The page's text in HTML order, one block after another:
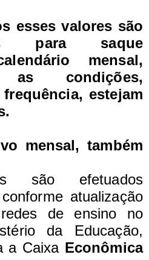
esses valores são
para saque
mensal,
condições,
estejam
mensal, também
são efetuados
atualização
de ensino no
da Educação,
a Caixa Econômica